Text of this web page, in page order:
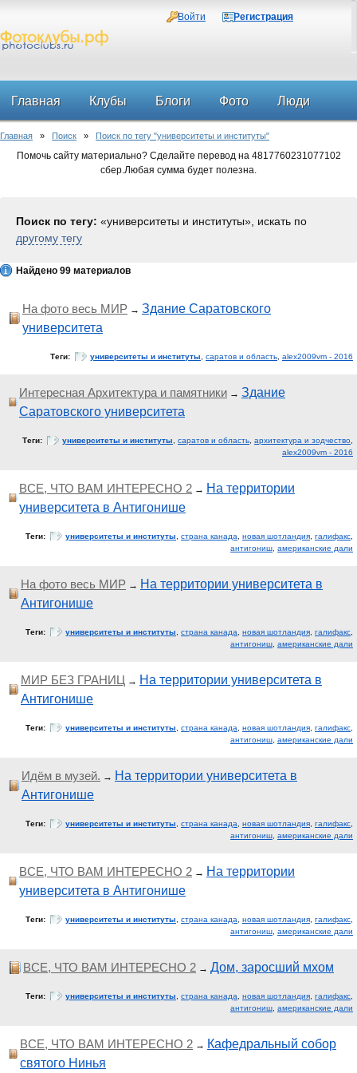
Войти Регистрация
Главная Клубы Блоги Фото Люди
Форум
Главная » Поиск » Поиск по тегу "университеты и институты"
Помочь сайту материально? Сделайте перевод на 4817760231077102
сбер.Любая сумма будет полезна.
Поиск по тегу: «университеты и институты», искать по
другому тегу
Найдено 99 материалов
На фото весь МИР → Здание Саратовского
университета
Теги: университеты и институты саратов и область alex2009vm - 2016
Интересная Архитектура и памятники → Здание
Саратовского университета
Теги: университеты и институты саратов и область архитектура и зодчество
alex2009vm - 2016
ВСЕ, ЧТО ВАМ ИНТЕРЕСНО 2 → На территории
университета в Антигонише
Теги: университеты и институты страна канада новая шотландия галифакс
антигониш американские дали
На фото весь МИР → На территории университета в
Антигонише
Теги: университеты и институты страна канада новая шотландия галифакс
антигониш американские дали
МИР БЕЗ ГРАНИЦ → На территории университета в
Антигонише
Теги: университеты и институты страна канада новая шотландия галифакс
антигониш американские дали
Идём в музей. → На территории университета в
Антигонише
Теги: университеты и институты страна канада новая шотландия галифакс
антигониш американские дали
ВСЕ, ЧТО ВАМ ИНТЕРЕСНО 2 → На территории
университета в Антигонише
Теги: университеты и институты страна канада новая шотландия галифакс
антигониш американские дали
ВСЕ, ЧТО ВАМ ИНТЕРЕСНО 2 → Дом, заросший мхом
Теги: университеты и институты страна канада новая шотландия галифакс
антигониш американские дали
ВСЕ, ЧТО ВАМ ИНТЕРЕСНО 2 → Кафедральный собор
святого Нинья